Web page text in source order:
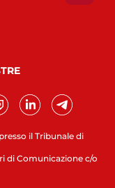
il Tribunale di
di Comunicazione c/o